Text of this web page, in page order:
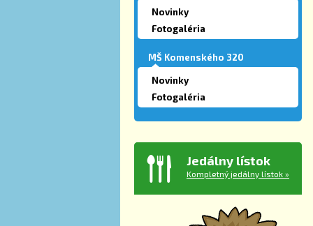
Novinky
Fotogaléria
MŠ Komenského 320
Novinky
Fotogaléria
Jedálny lístok
Kompletný jedálny lístok »